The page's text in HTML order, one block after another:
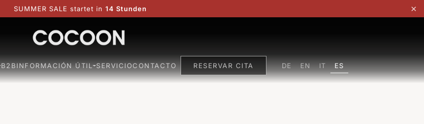
SUMMER SALE startet in 14 Stunden ×
B2BINFORMACIÓN ÚTIL SERVICIOCONTACTO RESERVAR CITA DE EN IT ES